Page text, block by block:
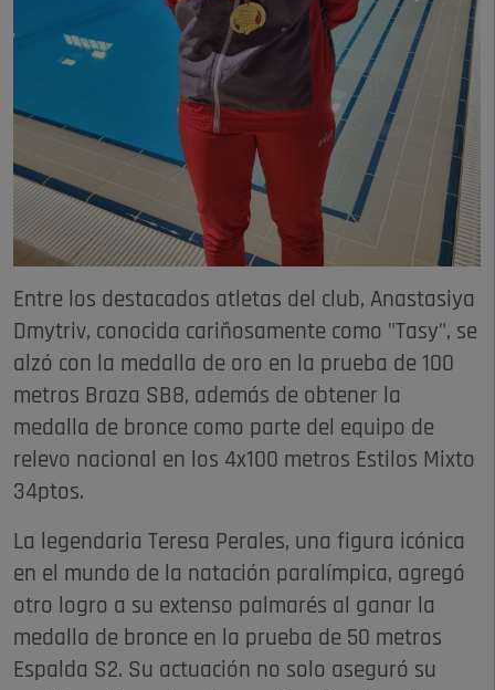
Entre los destacados atletas del club, Anastasiya
Dmytriv, conocida cariñosamente como "Tasy", se
alzó con la medalla de oro en la prueba de 100
metros Braza SB8, además de obtener la
medalla de bronce como parte del equipo de
relevo nacional en los 4x100 metros Estilos Mixto
34ptos.
La legendaria Teresa Perales, una figura icónica
en el mundo de la natación paralímpica, agregó
otro logro a su extenso palmarés al ganar la
medalla de bronce en la prueba de 50 metros
Espalda S2. Su actuación no solo aseguró su